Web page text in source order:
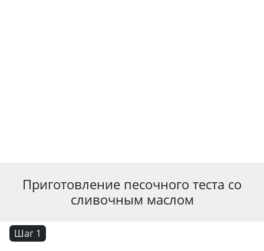
Приготовление песочного теста со
сливочным маслом
Шаг 1